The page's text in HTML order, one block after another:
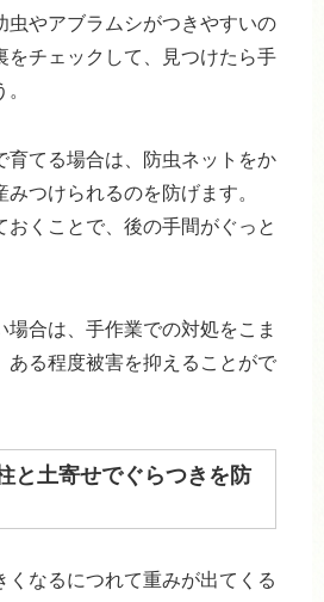
虫やアブラムシがつきやすいの
をチェックして、見つけたら手
育てる場合は、防虫ネットをか
つけられるのを防げます。
おくことで、後の手間がぐっと
場合は、手作業での対処をこま
ある程度被害を抑えることがで
と土寄せでぐらつきを防
くなるにつれて重みが出てくる